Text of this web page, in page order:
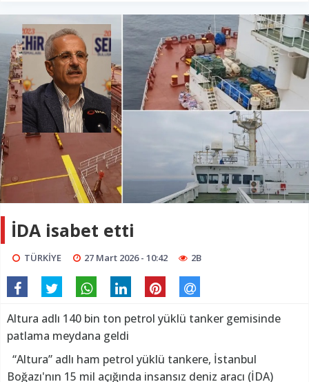
İDA isabet etti
TÜRKİYE 27 Mart 2026 - 10:42 2B
Altura adlı 140 bin ton petrol yüklü tanker gemisinde
patlama meydana geldi
“Altura” adlı ham petrol yüklü tankere, İstanbul
Boğazı'nın 15 mil açığında insansız deniz aracı (İDA)